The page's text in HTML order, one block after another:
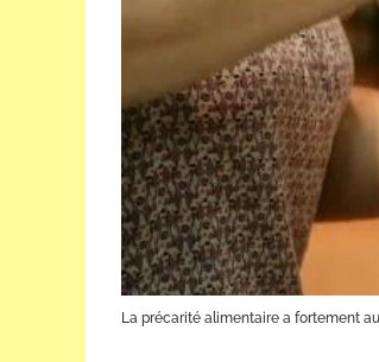
La précarité alimentaire a fortement